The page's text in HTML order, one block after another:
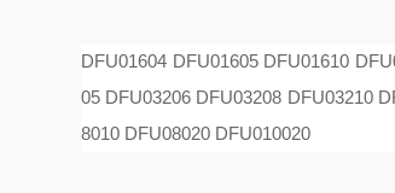
DFU01604 DFU01605 DFU01610
05 DFU03206 DFU03208 DFU03210
8010 DFU08020 DFU010020